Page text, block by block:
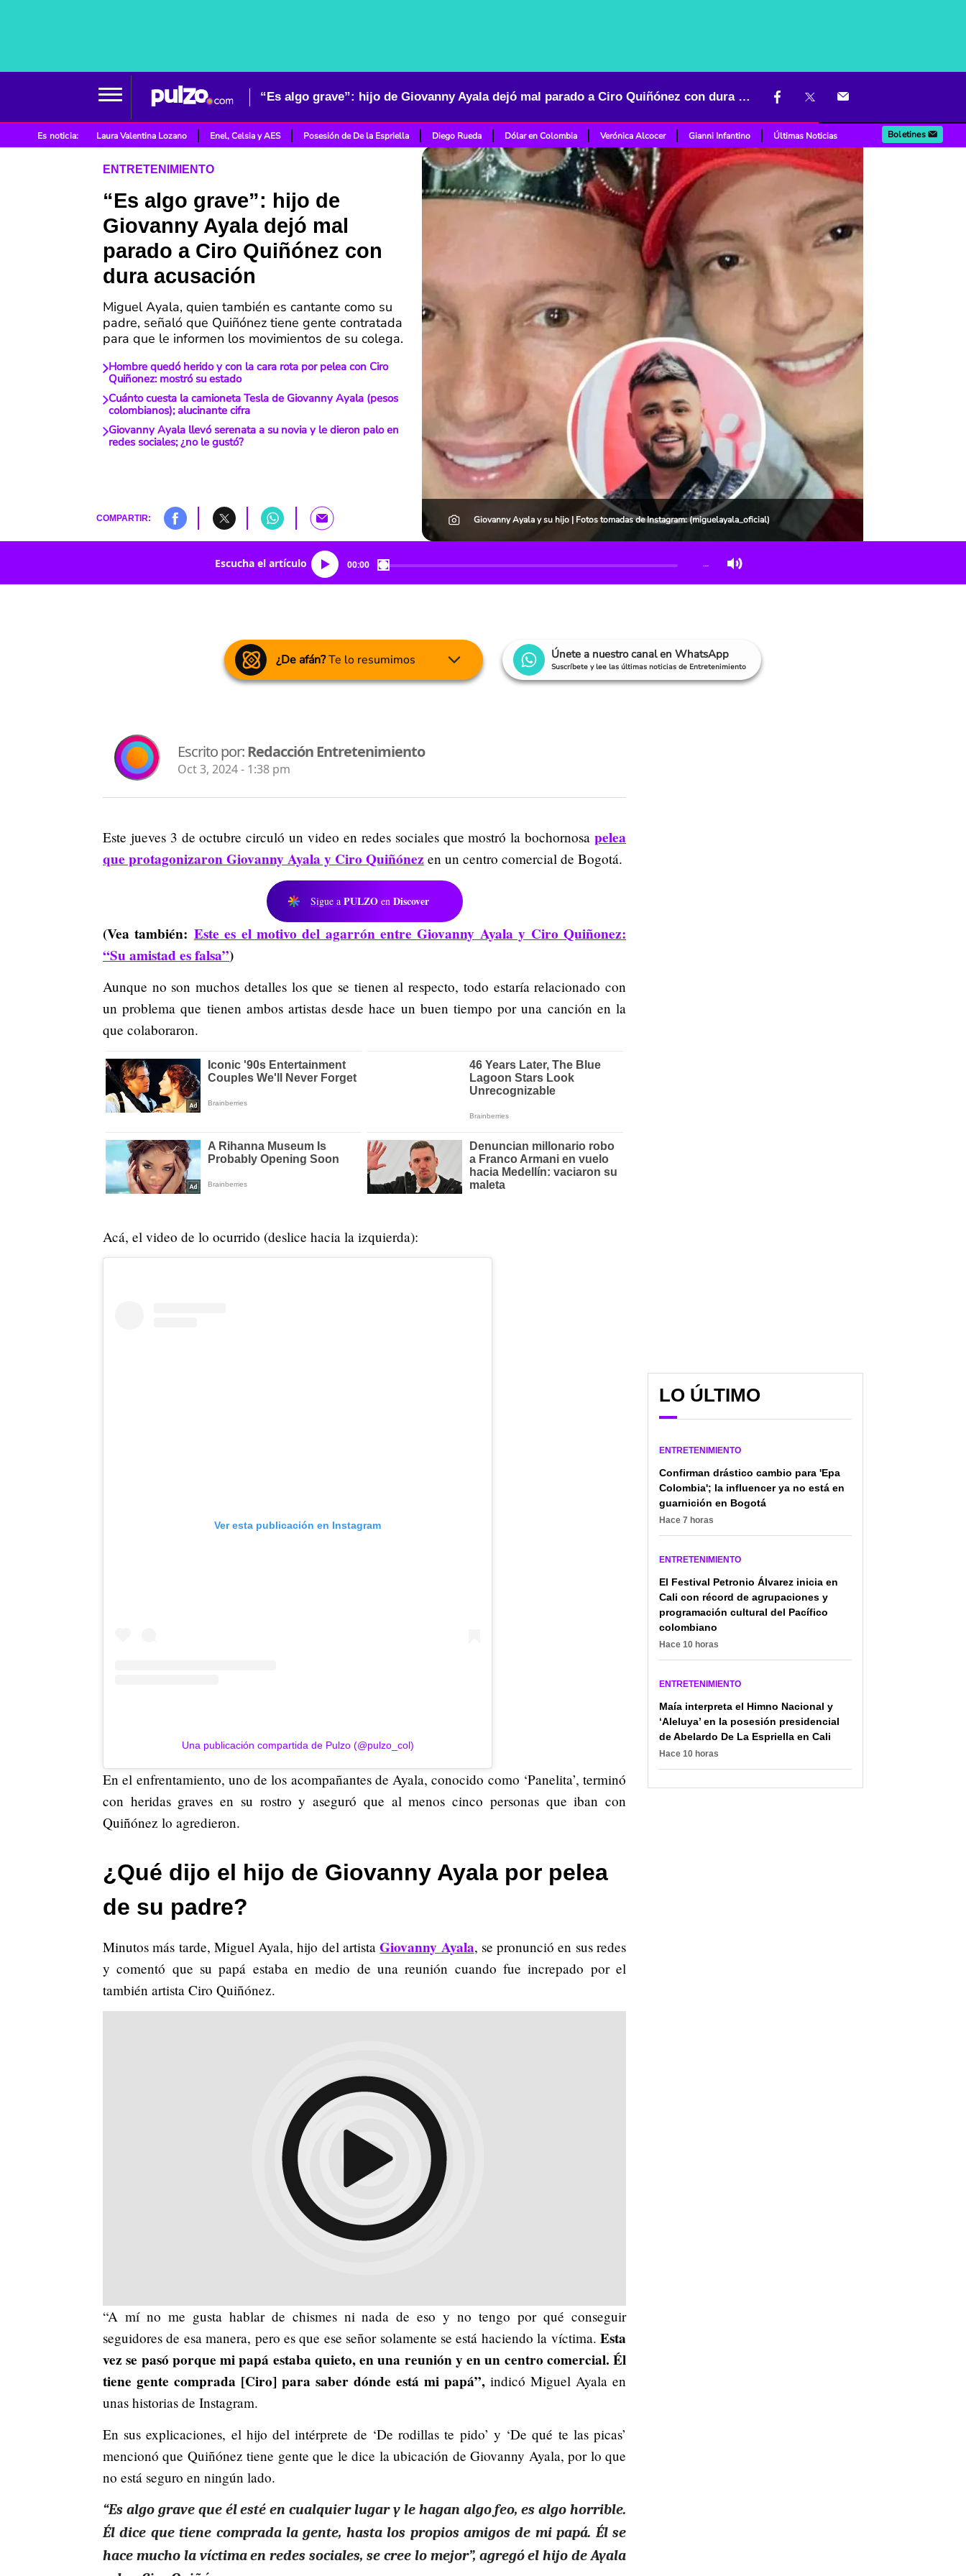
“Es algo grave”: hijo de Giovanny Ayala dejó mal parado a Ciro Quiñónez con dura acusación
Es noticia: Laura Valentina Lozano Enel, Celsia y AES Posesión de De la Espriella Diego Rueda Dólar en Colombia Verónica Alcocer Gianni Infantino Últimas Noticias Boletines
ENTRETENIMIENTO
“Es algo grave”: hijo de
Giovanny Ayala dejó mal
parado a Ciro Quiñónez con
dura acusación
Miguel Ayala, quien también es cantante como su
padre, señaló que Quiñónez tiene gente contratada
para que le informen los movimientos de su colega.
Hombre quedó herido y con la cara rota por pelea con Ciro
Quiñonez: mostró su estado
Cuánto cuesta la camioneta Tesla de Giovanny Ayala (pesos
colombianos); alucinante cifra
Giovanny Ayala llevó serenata a su novia y le dieron palo en
redes sociales; ¿no le gustó?
COMPARTIR: Giovanny Ayala y su hijo | Fotos tomadas de Instagram: (miguelayala_oficial)
Escucha el artículo 00:00 …
¿De afán?Te lo resumimos Únete a nuestro canal en WhatsApp
Suscríbete y lee las últimas noticias de Entretenimiento
Escrito por:Redacción Entretenimiento
Oct 3, 2024 - 1:38 pm
Este jueves 3 de octubre circuló un video en redes sociales que mostró la bochornosa pelea
que protagonizaron Giovanny Ayala y Ciro Quiñónez en un centro comercial de Bogotá.
Sigue a PULZO en Discover
(Vea también: Este es el motivo del agarrón entre Giovanny Ayala y Ciro Quiñonez:
“Su amistad es falsa”)
Aunque no son muchos detalles los que se tienen al respecto, todo estaría relacionado con
un problema que tienen ambos artistas desde hace un buen tiempo por una canción en la
que colaboraron.
Acá, el video de lo ocurrido (deslice hacia la izquierda):
Ver esta publicación en Instagram
Una publicación compartida de Pulzo (@pulzo_col)
En el enfrentamiento, uno de los acompañantes de Ayala, conocido como ‘Panelita’, terminó
con heridas graves en su rostro y aseguró que al menos cinco personas que iban con
Quiñónez lo agredieron.
¿Qué dijo el hijo de Giovanny Ayala por pelea
de su padre?
Minutos más tarde, Miguel Ayala, hijo del artistaGiovanny Ayala, se pronunció en sus redes
y comentó que su papá estaba en medio de una reunión cuando fue increpado por el
también artista Ciro Quiñónez.
“A mí no me gusta hablar de chismes ni nada de eso y no tengo por qué conseguir
seguidores de esa manera, pero es que ese señor solamente se está haciendo la víctima. Esta
vez se pasó porque mi papá estaba quieto, en una reunión y en un centro comercial. Él
tiene gente comprada [Ciro] para saber dónde está mi papá”, indicó Miguel Ayala en
unas historias de Instagram.
En sus explicaciones, el hijo del intérprete de ‘De rodillas te pido’ y ‘De qué te las picas’
mencionó que Quiñónez tiene gente que le dice la ubicación de Giovanny Ayala, por lo que
no está seguro en ningún lado.
“Es algo grave que él esté en cualquier lugar y le hagan algo feo, es algo horrible.
Él dice que tiene comprada la gente, hasta los propios amigos de mi papá. Él se
hace mucho la víctima en redes sociales, se cree lo mejor”, agregó el hijo de Ayala
LO ÚLTIMO
ENTRETENIMIENTO
Confirman drástico cambio para 'Epa
Colombia'; la influencer ya no está en
guarnición en Bogotá
Hace 7 horas
ENTRETENIMIENTO
El Festival Petronio Álvarez inicia en
Cali con récord de agrupaciones y
programación cultural del Pacífico
colombiano
Hace 10 horas
ENTRETENIMIENTO
Maía interpreta el Himno Nacional y
‘Aleluya’ en la posesión presidencial
de Abelardo De La Espriella en Cali
Hace 10 horas